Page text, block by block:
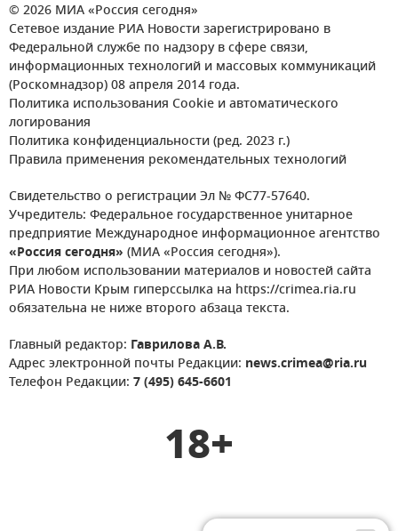
© 2026 МИА «Россия сегодня»
Сетевое издание РИА Новости зарегистрировано в
Федеральной службе по надзору в сфере связи,
информационных технологий и массовых коммуникаций
(Роскомнадзор) 08 апреля 2014 года.
Политика использования Cookie и автоматического
логирования
Политика конфиденциальности (ред. 2023 г.)
Правила применения рекомендательных технологий
Свидетельство о регистрации Эл № ФС77-57640.
Учредитель: Федеральное государственное унитарное
предприятие Международное информационное агентство
«Россия сегодня» (МИА «Россия сегодня»).
При любом использовании материалов и новостей сайта
РИА Новости Крым гиперссылка на https://crimea.ria.ru
обязательна не ниже второго абзаца текста.
Главный редактор: Гаврилова А.В.
Адрес электронной почты Редакции: news.crimea@ria.ru
Телефон Редакции: 7 (495) 645-6601
18+